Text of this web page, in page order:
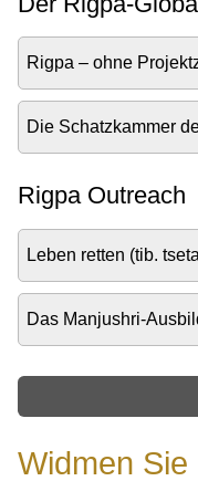
Rigpa – ohne
Die Schatzkammer
Rigpa Outreach
Leben retten (tib.
Das Manjushri-
Widmen